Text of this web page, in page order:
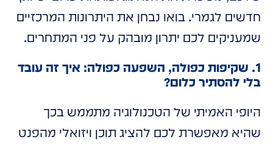
חדשים לגמרי. בואו נבחן את היתרונות המרכזיים
שמעניקים לכם יתרון מובהק על פני המתחרים.
1. שקיפות כפולה, השפעה כפולה: איך זה עובד
בלי להסתיר כלום?
היופי האמיתי של הטכנולוגיה מתממש בכך
שהיא מאפשרת לכם להציג תוכן ויזואלי מהפנט